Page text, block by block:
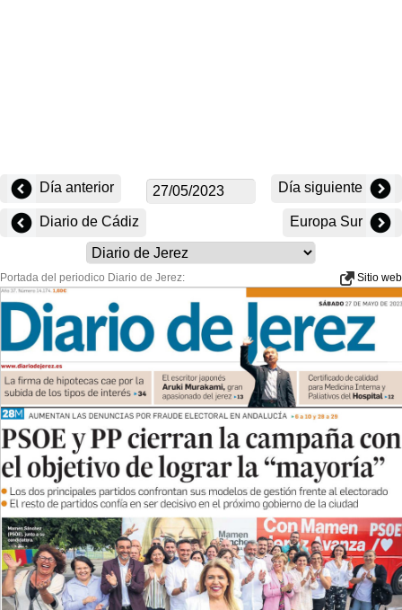
Día anterior Día siguiente
Diario de Cádiz Europa Sur
Portada del periodico Diario de Jerez: Sitio web